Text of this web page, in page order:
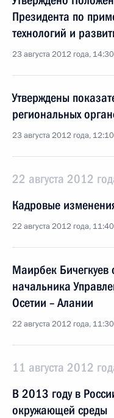
Президента по
технологий и
23 августа 2012 года, 14:30
Утверждены
региональных
23 августа 2012 года, 12:10
22 августа 2012
Кадровые
22 августа 2012 года, 11:40
Маирбек Бичегкуев
начальника
Осетии – Алании
22 августа 2012 года, 11:30
11 августа 2012
В 2013 году в
окружающей среды